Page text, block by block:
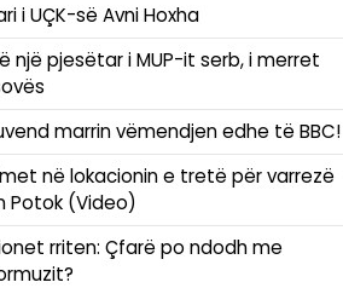
i UÇK-së Avni Hoxha
një pjesëtar i MUP-it serb, i merret
marrin vëmendjen edhe të BBC!
në lokacionin e tretë për varrezë
Potok (Video)
rriten: Çfarë po ndodh me